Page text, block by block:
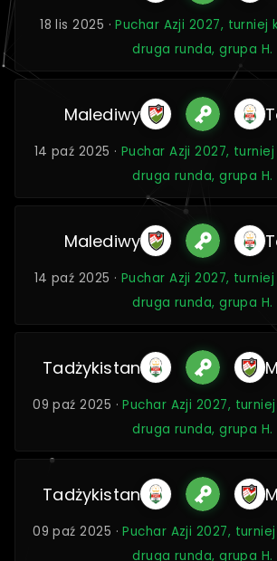
18 lis 2025 ·Puchar Azji 2027, turniej
druga runda, grupa H.
Malediwy
14 paź 2025 · Puchar Azji 2027,
druga runda, grupa H.
Malediwy
14 paź 2025 · Puchar Azji 2027,
druga runda, grupa H.
Tadżykistan
09 paź 2025 ·Puchar Azji 2027,
druga runda, grupa H.
Tadżykistan
09 paź 2025 ·Puchar Azji 2027,
druga runda, grupa H.